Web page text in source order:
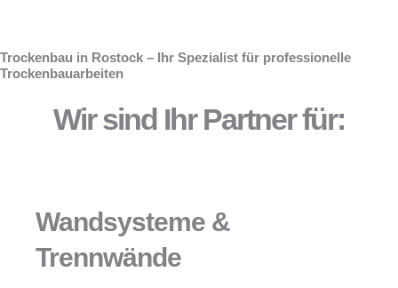
Trockenbau in Rostock – Ihr Spezialist für professionelle
Trockenbauarbeiten
Wir sind Ihr Partner für:
Wandsysteme &
Trennwände